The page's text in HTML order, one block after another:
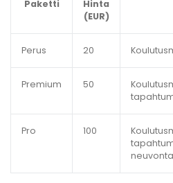
Paketti
Hinta
(EUR)
Perus 20
Premium 50
Pro 100
neuvonta